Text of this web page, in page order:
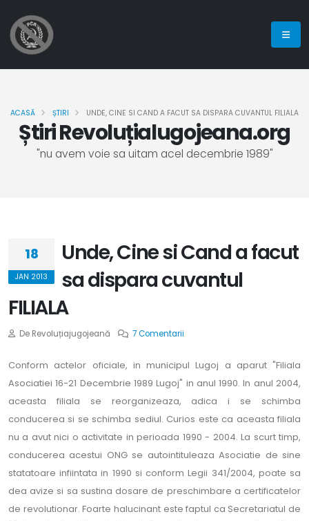
Știri Revoluțialugojeana.org
"nu avem voie sa uitam acel decembrie 1989"
ACASĂ ȘTIRI UNDE, CINE SI CAND A FACUT SA DISPARA CUVANTUL FILIALA
18
JAN 2013
Unde, Cine si Cand a facut
sa dispara cuvantul
FILIALA
De Revoluțiajugojeană 7 Comentarii
Conform actelor oficiale, in municipul Lugoj a aparut "Filiala
Asociatiei 16-21 Decembrie 1989 Lugoj" in anul 1990. In anul 2004,
aceasta filiala se reorganizeaza, adica i se schimba
conducerea si se schimba sediul. Curios este ca aceasta filiala
nu a avut nici o activitate in perioada 1990 - 2004. La scurt timp,
conducerea acestui ONG se autointituleaza Asociatie de sine
statatoare infiintata in 1990 si conform Legii 341/2004, poate sa
dea avize si sa sustina dosare de preschimbare a certificatelor
de revolutionar. Foarte halucinant este faptul ca Secretariatul de